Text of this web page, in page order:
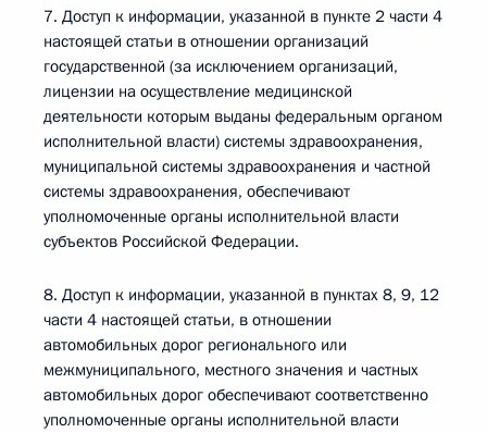
7. Доступ к информации, указанной в пункте 2 части 4
настоящей статьи в отношении организаций
государственной (за исключением организаций,
лицензии на осуществление медицинской
деятельности которым выданы федеральным органом
исполнительной власти) системы здравоохранения,
муниципальной системы здравоохранения и частной
системы здравоохранения, обеспечивают
уполномоченные органы исполнительной власти
субъектов Российской Федерации.
8. Доступ к информации, указанной в пунктах 8, 9, 12
части 4 настоящей статьи, в отношении
автомобильных дорог регионального или
межмуниципального, местного значения и частных
автомобильных дорог обеспечивают соответственно
уполномоченные органы исполнительной власти